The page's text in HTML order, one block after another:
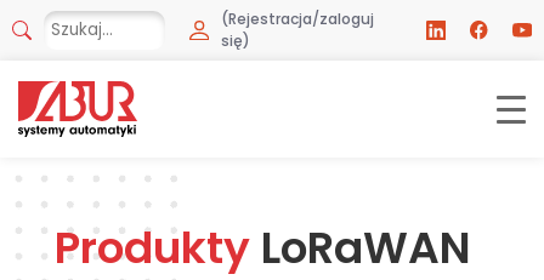
(Rejestracja/zaloguj
się)
ProduktyLoRaWAN